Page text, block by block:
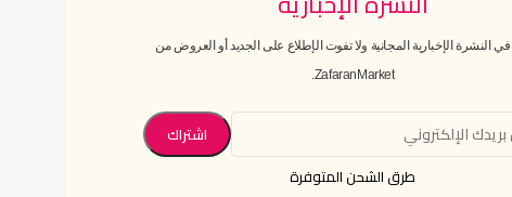
النشرة الإخبارية المجانية ولا تفوت الإطلاع على الجديد أو العروض من
ZafaranMarket.
طرق الشحن المتوفرة